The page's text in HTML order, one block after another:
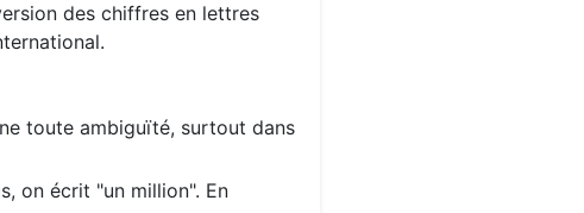
des chiffres en lettres
toute ambiguïté, surtout dans
on écrit "un million". En